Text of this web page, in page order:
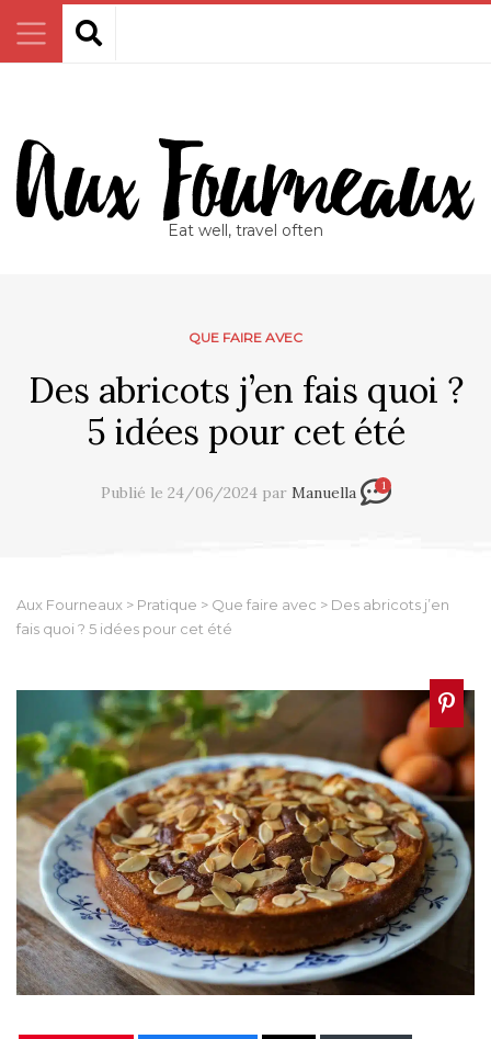
Eat well, travel often
QUE FAIRE AVEC
Des abricots j’en fais quoi ?
5 idées pour cet été
Publié le 24/06/2024 par Manuella 1
Aux Fourneaux > Pratique > Que faire avec > Des abricots j’en
fais quoi ? 5 idées pour cet été